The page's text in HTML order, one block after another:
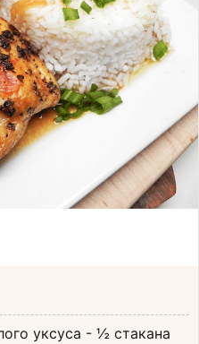
уксуса - ½ стакана